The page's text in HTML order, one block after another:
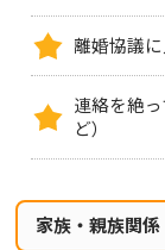
離婚協議
連絡を絶
ど）
家族・親族関係